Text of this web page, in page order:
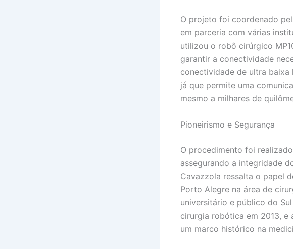
O projeto foi coordenado
em parceria com várias
utilizou o robô cirúrgico
garantir a conectividade
conectividade de ultra baixa
já que permite uma
mesmo a milhares de
Pioneirismo e Segurança
O procedimento foi
assegurando a integridade
Cavazzola ressalta o papel
Porto Alegre na área de
universitário e público do
cirurgia robótica em 2013, e
um marco histórico na